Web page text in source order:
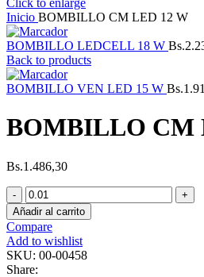
Click to enlarge
Inicio BOMBILLO CM LED 12 W
BOMBILLO LEDCELL 18 W Bs.
Back to products
BOMBILLO VEN LED 15 W Bs.
BOMBILLO CM
Bs.1.486,30
BOMBILLO
CM
LED
12
W
cantidad
Añadir al carrito
Compare
Add to wishlist
SKU: 00-00458
Share: